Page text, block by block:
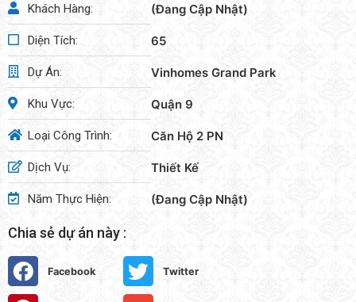
Khách Hàng:
Diện Tích:
Dự Án:
Khu Vực:
Loại Công Trình:
Dịch Vụ:
Năm Thực Hiện:
Chia sẻ dự án này :
Facebook Twitter
(Đang Cập Nhật)
65
Vinhomes Grand Park
Quận 9
Căn Hộ 2 PN
Thiết Kế
(Đang Cập Nhật)